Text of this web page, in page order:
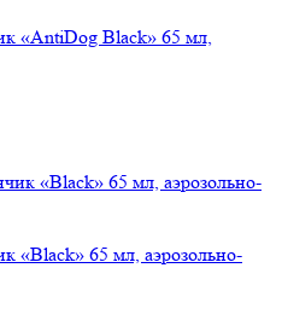
«AntiDog Black» 65 мл,
«Black» 65 мл, аэрозольно-